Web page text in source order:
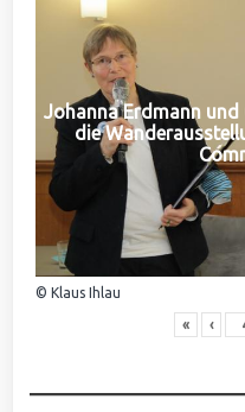
Johanna Erdmann und
die
© Klaus Ihlau
« ‹